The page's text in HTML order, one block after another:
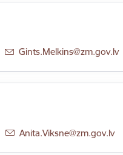
E-pasts:
Gints.Melkins@zm.gov.lv
E-pasts:
Anita.Viksne@zm.gov.lv